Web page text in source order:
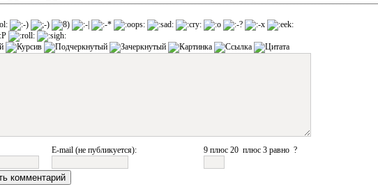
E-mail (не публикуется): 9 плюс 20 плюс 3 равно ?